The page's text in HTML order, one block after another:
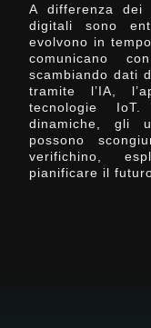
A differenza
digitali sono
evolvono in
comunicano
scambiando dati
tramite l’IA,
tecnologie
dinamiche, gli
possono
verifichino,
pianificare il